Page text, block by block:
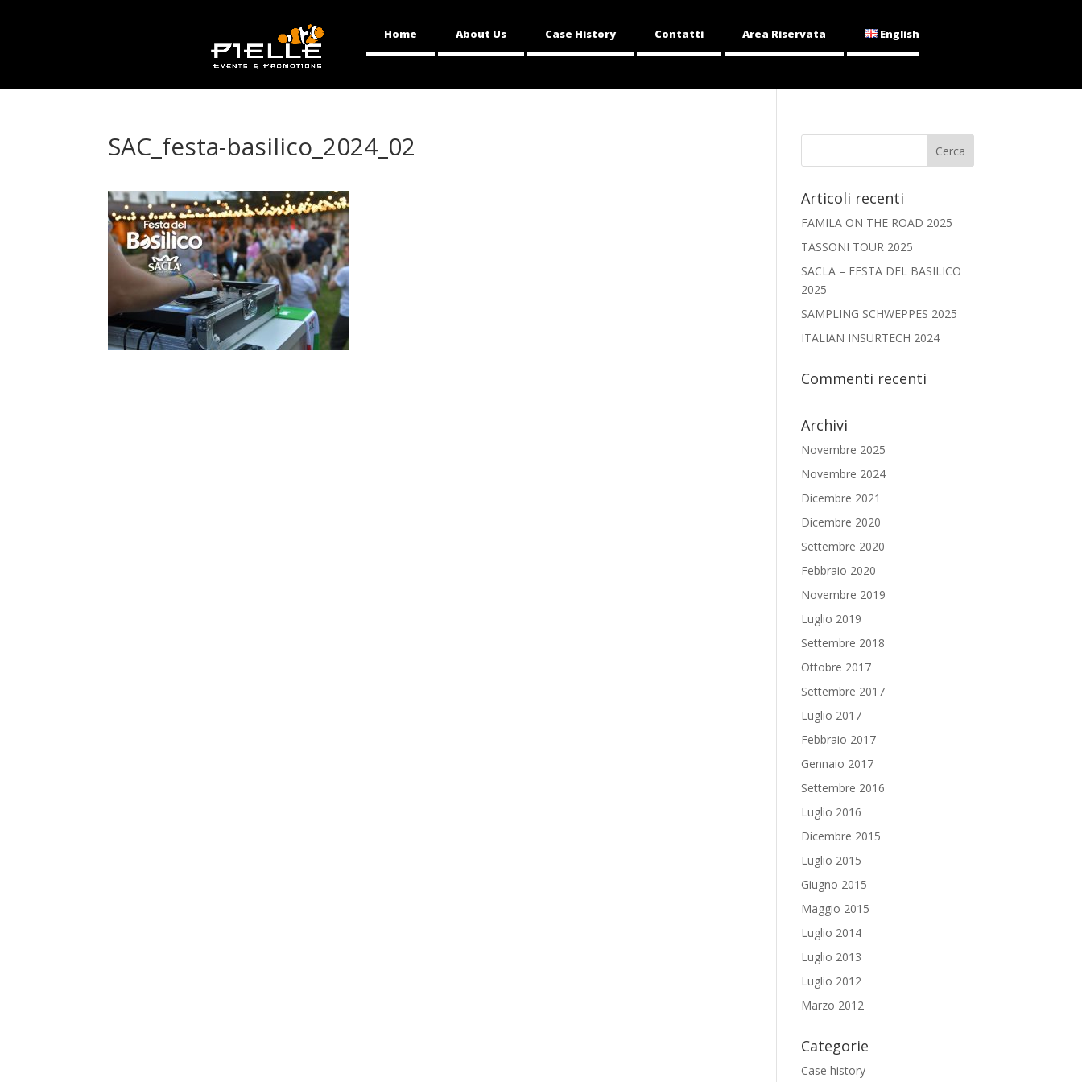
Home About Us Case History Contatti Area Riservata English
SAC_festa-basilico_2024_02
Articoli recenti
FAMILA ON THE ROAD 2025
TASSONI TOUR 2025
SACLA – FESTA DEL BASILICO
2025
SAMPLING SCHWEPPES 2025
ITALIAN INSURTECH 2024
Commenti recenti
Archivi
Novembre 2025
Novembre 2024
Dicembre 2021
Dicembre 2020
Settembre 2020
Febbraio 2020
Novembre 2019
Luglio 2019
Settembre 2018
Ottobre 2017
Settembre 2017
Luglio 2017
Febbraio 2017
Gennaio 2017
Settembre 2016
Luglio 2016
Dicembre 2015
Luglio 2015
Giugno 2015
Maggio 2015
Luglio 2014
Luglio 2013
Luglio 2012
Marzo 2012
Categorie
Case history